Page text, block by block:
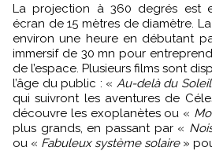
La projection à 360 degrés est effectuée sur le dôme
écran de 15 mètres de diamètre.
environ une heure en débutant
immersif de 30 mn pour
de l’espace. Plusieurs films sont
l’âge du public : « Au-delà du Soleil
qui suivront les aventures de
découvre les exoplanètes ou «
plus grands, en passant par «
ou « Fabuleux système solaire»